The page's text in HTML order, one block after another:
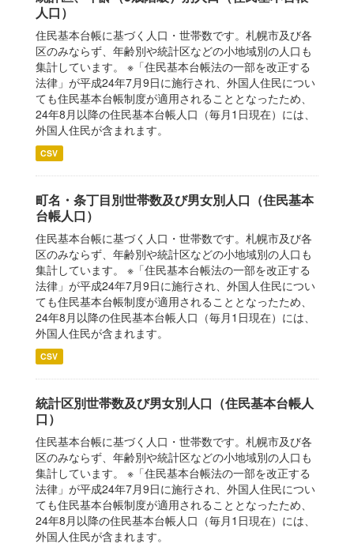
人口）
住民基本台帳に基づく人口・世帯数です。札幌市及び各
区のみならず、年齢別や統計区などの小地域別の人口も
集計しています。 ※「住民基本台帳法の一部を改正する
法律」が平成24年7月9日に施行され、外国人住民につい
ても住民基本台帳制度が適用されることとなったため、
24年8月以降の住民基本台帳人口（毎月1日現在）には、
外国人住民が含まれます。
CSV
町名・条丁目別世帯数及び男女別人口（住民基本
台帳人口）
住民基本台帳に基づく人口・世帯数です。札幌市及び各
区のみならず、年齢別や統計区などの小地域別の人口も
集計しています。 ※「住民基本台帳法の一部を改正する
法律」が平成24年7月9日に施行され、外国人住民につい
ても住民基本台帳制度が適用されることとなったため、
24年8月以降の住民基本台帳人口（毎月1日現在）には、
外国人住民が含まれます。
CSV
統計区別世帯数及び男女別人口（住民基本台帳人
口）
住民基本台帳に基づく人口・世帯数です。札幌市及び各
区のみならず、年齢別や統計区などの小地域別の人口も
集計しています。 ※「住民基本台帳法の一部を改正する
法律」が平成24年7月9日に施行され、外国人住民につい
ても住民基本台帳制度が適用されることとなったため、
24年8月以降の住民基本台帳人口（毎月1日現在）には、
外国人住民が含まれます。